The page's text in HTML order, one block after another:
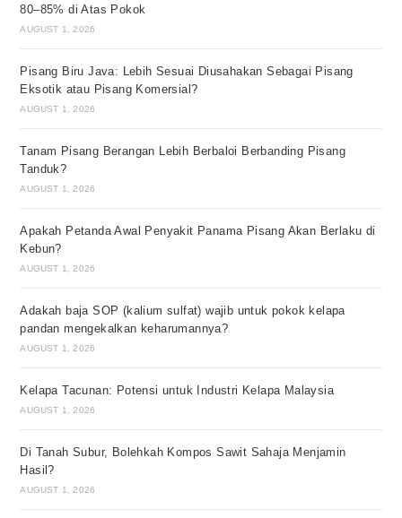
80–85% di Atas Pokok
AUGUST 1, 2026
Pisang Biru Java: Lebih Sesuai Diusahakan Sebagai Pisang
Eksotik atau Pisang Komersial?
AUGUST 1, 2026
Tanam Pisang Berangan Lebih Berbaloi Berbanding Pisang
Tanduk?
AUGUST 1, 2026
Apakah Petanda Awal Penyakit Panama Pisang Akan Berlaku di
Kebun?
AUGUST 1, 2026
Adakah baja SOP (kalium sulfat) wajib untuk pokok kelapa
pandan mengekalkan keharumannya?
AUGUST 1, 2026
Kelapa Tacunan: Potensi untuk Industri Kelapa Malaysia
AUGUST 1, 2026
Di Tanah Subur, Bolehkah Kompos Sawit Sahaja Menjamin
Hasil?
AUGUST 1, 2026